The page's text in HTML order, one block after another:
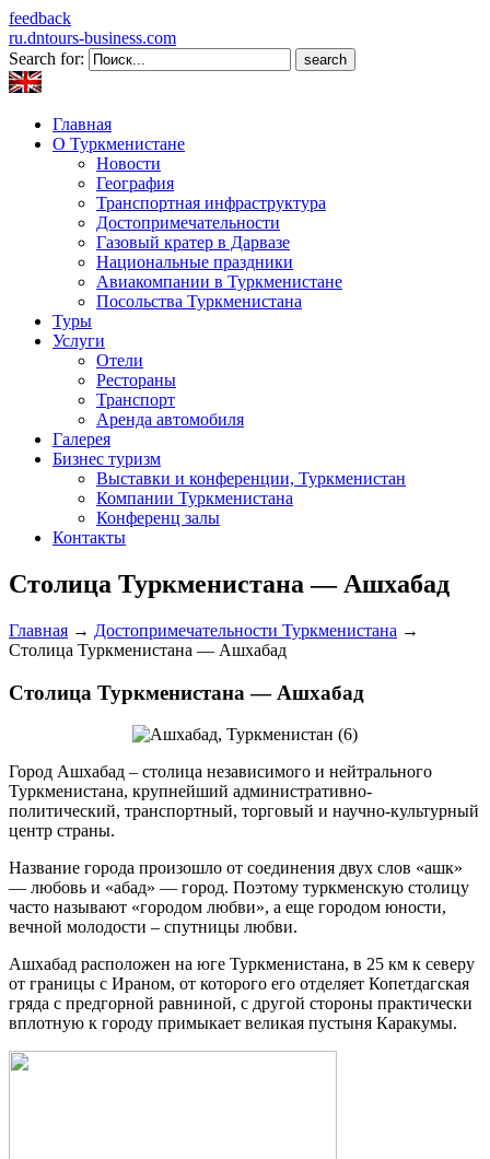
feedback
ru.dntours-business.com
Search for:
Главная
О Туркменистане
Новости
География
Транспортная инфраструктура
Достопримечательности
Газовый кратер в Дарвазе
Национальные праздники
Авиакомпании в Туркменистане
Посольства Туркменистана
Туры
Услуги
Отели
Рестораны
Транспорт
Аренда автомобиля
Галерея
Бизнес туризм
Выставки и конференции, Туркменистан
Компании Туркменистана
Конференц залы
Контакты
Столица Туркменистана — Ашхабад
Главная → Достопримечательности Туркменистана →
Столица Туркменистана — Ашхабад
Столица Туркменистана — Ашхабад
Город Ашхабад – столица независимого и нейтрального
Туркменистана, крупнейший административно-
политический, транспортный, торговый и научно-культурный
центр страны.
Название города произошло от соединения двух слов «ашк»
— любовь и «абад» — город. Поэтому туркменскую столицу
часто называют «городом любви», а еще городом юности,
вечной молодости – спутницы любви.
Ашхабад расположен на юге Туркменистана, в 25 км к северу
от границы с Ираном, от которого его отделяет Копетдагская
гряда с предгорной равниной, с другой стороны практически
вплотную к городу примыкает великая пустыня Каракумы.